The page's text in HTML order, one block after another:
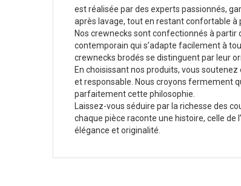
est réalisée par des experts passionnés,
après lavage, tout en restant confortable à
Nos crewnecks sont confectionnés à
contemporain qui s’adapte facilement à
crewnecks brodés se distinguent par leur
En choisissant nos produits, vous
et responsable. Nous croyons fermement
parfaitement cette philosophie.
Laissez-vous séduire par la richesse des
chaque pièce raconte une histoire, celle
élégance et originalité.